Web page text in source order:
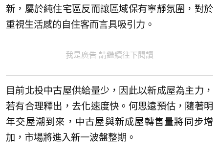
新，屬於純住宅區反而讓區域保有寧靜氛圍，對於
重視生活感的自住客而言具吸引力。
我是廣告 請繼續往下閱讀
目前北投中古屋供給量少，因此以新成屋為主力，
若有合理釋出，去化速度快。何思遠預估，隨著明
年交屋潮到來，中古屋與新成屋轉售量將同步增
加，市場將進入新一波盤整期。